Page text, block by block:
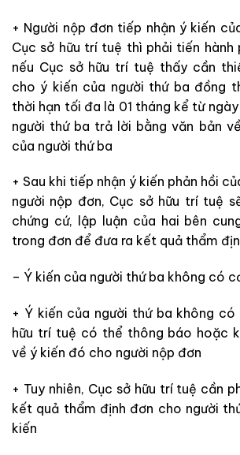
+ Người nộp đơn tiếp nhận ý kiến
Cục sở hữu trí tuệ thì phải tiến hành
nếu Cục sở hữu trí tuệ thấy cần
cho ý kiến của người thứ ba đồng
thời hạn tối đa là 01 tháng kể từ
người thứ ba trả lời bằng văn bản
của người thứ ba
+ Sau khi tiếp nhận ý kiến phản hồi
người nộp đơn, Cục sở hữu trí tuệ
chứng cứ, lập luận của hai bên
trong đơn để đưa ra kết quả thẩm
– Ý kiến của người thứ ba không có
+ Ý kiến của người thứ ba không
hữu trí tuệ có thể thông báo hoặc
về ý kiến đó cho người nộp đơn
+ Tuy nhiên, Cục sở hữu trí tuệ cần
kết quả thẩm định đơn cho người
kiến